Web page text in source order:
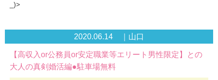
_)>
2020.06.14 ｜山口
【高収入or公務員or安定職業等エリート男性限定】との
大人の真剣婚活編●駐車場無料